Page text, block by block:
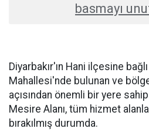
basmayı
Diyarbakır'ın Hani ilçesine
Mahallesi'nde bulunan ve
açısından önemli bir yere
Mesire Alanı, tüm hizmet
bırakılmış durumda.